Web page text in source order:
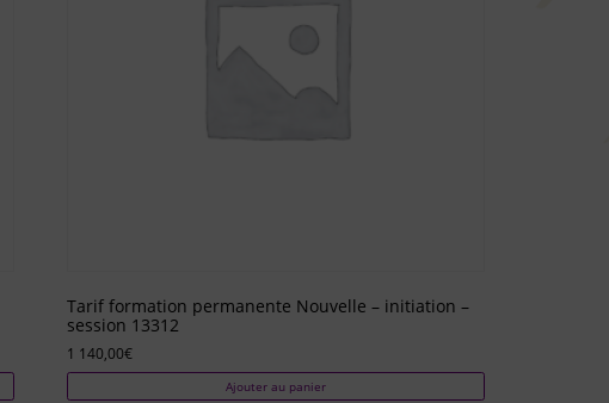
Tarif formation permanente Nouvelle – initiation –
session 13312
1 140,00€
Ajouter au panier